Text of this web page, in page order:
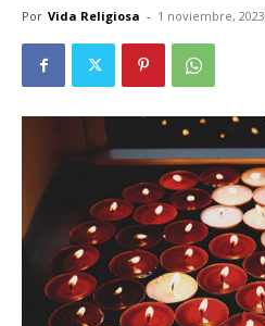
Por Vida Religiosa - 1 noviembre, 2023